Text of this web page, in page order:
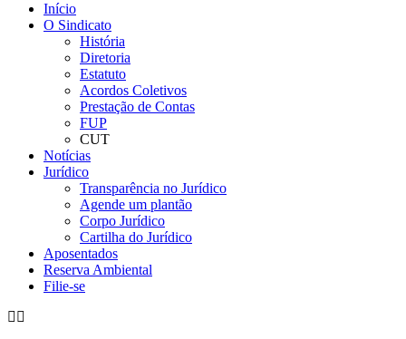
Início
O Sindicato
História
Diretoria
Estatuto
Acordos Coletivos
Prestação de Contas
FUP
CUT
Notícias
Jurídico
Transparência no Jurídico
Agende um plantão
Corpo Jurídico
Cartilha do Jurídico
Aposentados
Reserva Ambiental
Filie-se